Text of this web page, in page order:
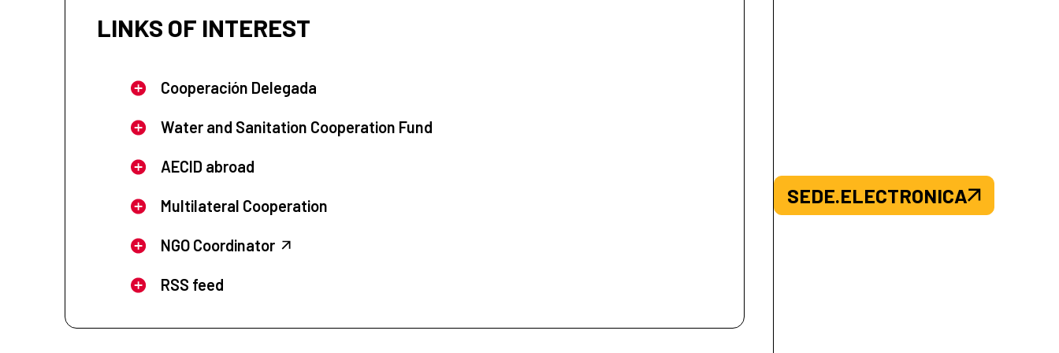
LINKS OF INTEREST
Cooperación Delegada
Water and Sanitation Cooperation Fund
AECID abroad
Multilateral Cooperation
NGO Coordinator
RSS feed
SEDE.ELECTRONICA